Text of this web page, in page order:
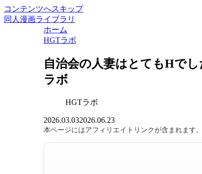
コンテンツへスキップ
同人漫画ライブラリ
ホーム
HGTラボ
自治会の人妻はとてもHで
ラボ
HGTラボ
2026.03.032026.06.23
本ページにはアフィリエイトリンクが含まれます